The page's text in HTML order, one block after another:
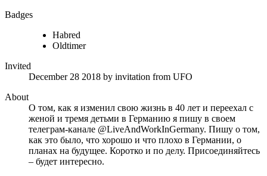
Badges
Habred
Oldtimer
Invited
December 28 2018 by invitation from UFO
About
О том, как я изменил свою жизнь в 40 лет и переехал с
женой и тремя детьми в Германию я пишу в своем
телеграм-канале @LiveAndWorkInGermany. Пишу о том,
как это было, что хорошо и что плохо в Германии, о
планах на будущее. Коротко и по делу. Присоединяйтесь
– будет интересно.